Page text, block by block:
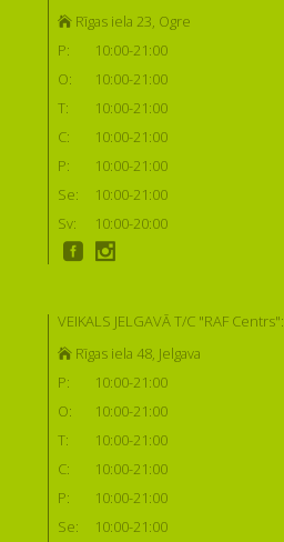
Rīgas iela 23, Ogre
P:
10:00-21:00
O:
10:00-21:00
T:
10:00-21:00
C:
10:00-21:00
P:
10:00-21:00
Se:
10:00-21:00
Sv:
10:00-20:00
VEIKALS JELGAVĀ T/C "RAF Centrs":
Rīgas iela 48, Jelgava
P:
10:00-21:00
O:
10:00-21:00
T:
10:00-21:00
C:
10:00-21:00
P:
10:00-21:00
Se:
10:00-21:00